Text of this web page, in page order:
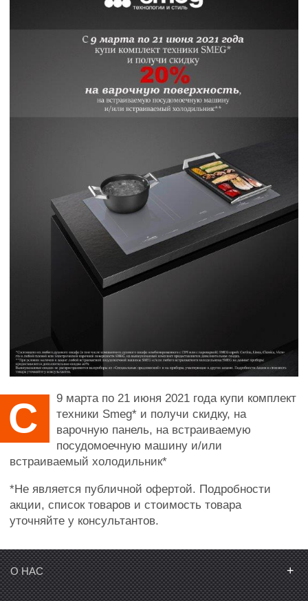
С
9 марта по 21 июня 2021 года купи комплект
техники Smeg* и получи скидку, на
варочную панель, на встраиваемую
посудомоечную машину и/или
встраиваемый холодильник*
*Не является публичной офертой. Подробности
акции, список товаров и стоимость товара
уточняйте у консультантов.
О НАС +